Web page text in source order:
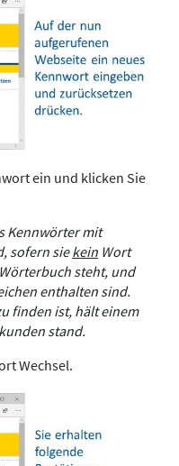
ein und klicken Sie
Kennwörter mit
sofern siekein Wort
steht, und
enthalten sind.
finden ist, hält einem
stand.
Wechsel.